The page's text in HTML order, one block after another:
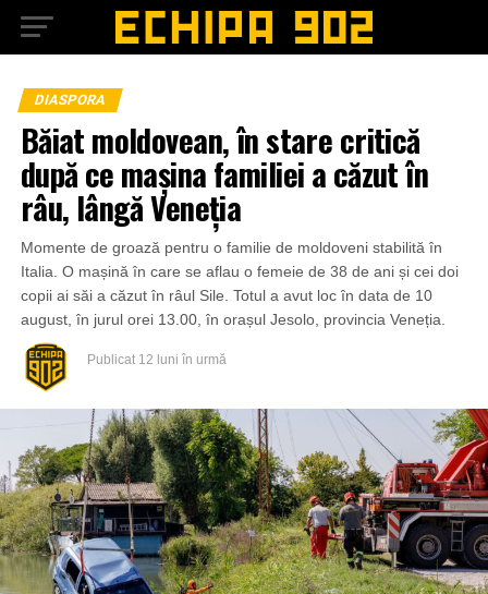
DIASPORA
Băiat moldovean, în stare critică
după ce mașina familiei a căzut în
râu, lângă Veneția
Momente de groază pentru o familie de moldoveni stabilită în
Italia. O mașină în care se aflau o femeie de 38 de ani și cei doi
copii ai săi a căzut în râul Sile. Totul a avut loc în data de 10
august, în jurul orei 13.00, în orașul Jesolo, provincia Veneția.
Publicat 12 luni în urmă